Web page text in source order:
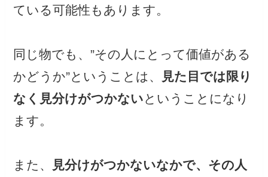
ている可能性もあります。
同じ物でも、”その人にとって価値がある
かどうか”ということは、
見た目では限り
なく見分けがつかないということになり
ます。
また、
見分けがつかないなかで、その人